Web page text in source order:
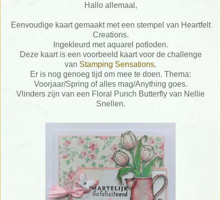
Hallo allemaal,
Eenvoudige kaart gemaakt met een stempel van Heartfelt
Creations.
Ingekleurd met aquarel potloden.
Deze kaart is een voorbeeld kaart voor de challenge
van Stamping Sensations.
Er is nog genoeg tijd om mee te doen. Thema:
Voorjaar/Spring of alles mag/Anything goes.
Vlinders zijn van een Floral Punch Butterfly van Nellie
Snellen.